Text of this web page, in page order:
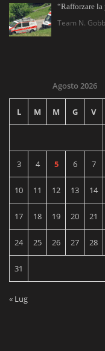
“Rafforzare
Team N.
Agosto 2026
L M M G V
3 4 5 6 7
10 11 12 13 14
17 18 19 20 21
24 25 26 27 28
31
« Lug